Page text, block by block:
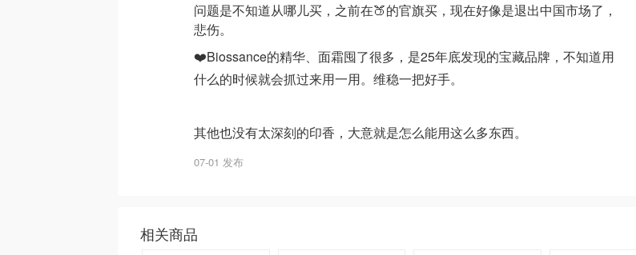
问题是不知道从哪儿买，之前在🍑的官旗买，现在好像是退出中国市场了，
悲伤。
❤️Biossance的精华、面霜囤了很多，是25年底发现的宝藏品牌，不知道用
什么的时候就会抓过来用一用。维稳一把好手。
其他也没有太深刻的印香，大意就是怎么能用这么多东西。
07-01 发布
相关商品